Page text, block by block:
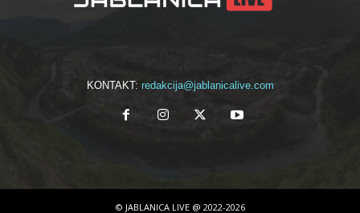
KONTAKT: redakcija@jablanicalive.com
© JABLANICA LIVE @ 2022-2026